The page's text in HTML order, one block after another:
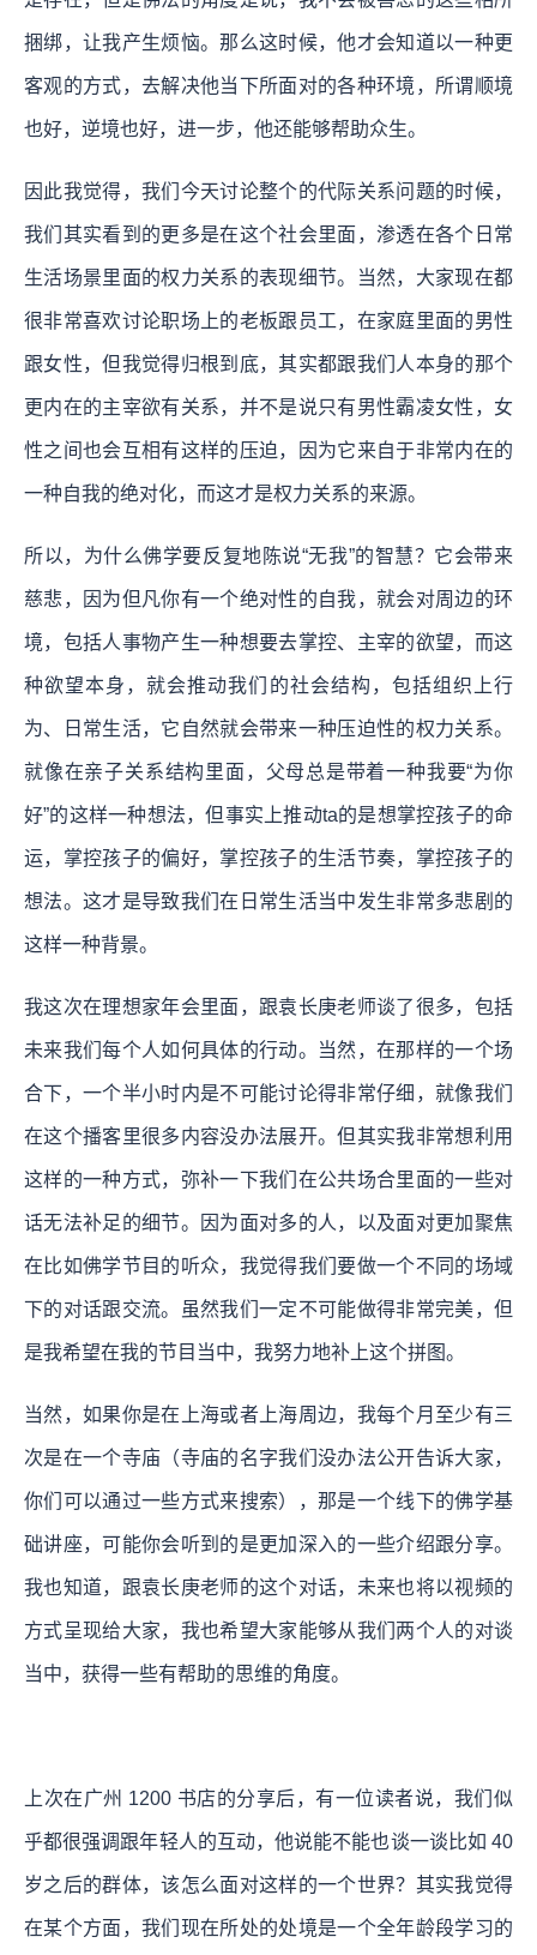
捆绑，让我产生烦恼。那么这时候，他才会知道以一种更
客观的方式，去解决他当下所面对的各种环境，所谓顺境
也好，逆境也好，进一步，他还能够帮助众生。
因此我觉得，我们今天讨论整个的代际关系问题的时候，
我们其实看到的更多是在这个社会里面，渗透在各个日常
生活场景里面的权力关系的表现细节。当然，大家现在都
很非常喜欢讨论职场上的老板跟员工，在家庭里面的男性
跟女性，但我觉得归根到底，其实都跟我们人本身的那个
更内在的主宰欲有关系，并不是说只有男性霸凌女性，女
性之间也会互相有这样的压迫，因为它来自于非常内在的
一种自我的绝对化，而这才是权力关系的来源。
所以，为什么佛学要反复地陈说“无我”的智慧？它会带来
慈悲，因为但凡你有一个绝对性的自我，就会对周边的环
境，包括人事物产生一种想要去掌控、主宰的欲望，而这
种欲望本身，就会推动我们的社会结构，包括组织上行
为、日常生活，它自然就会带来一种压迫性的权力关系。
就像在亲子关系结构里面，父母总是带着一种我要“为你
好”的这样一种想法，但事实上推动ta的是想掌控孩子的命
运，掌控孩子的偏好，掌控孩子的生活节奏，掌控孩子的
想法。这才是导致我们在日常生活当中发生非常多悲剧的
这样一种背景。
我这次在理想家年会里面，跟袁长庚老师谈了很多，包括
未来我们每个人如何具体的行动。当然，在那样的一个场
合下，一个半小时内是不可能讨论得非常仔细，就像我们
在这个播客里很多内容没办法展开。但其实我非常想利用
这样的一种方式，弥补一下我们在公共场合里面的一些对
话无法补足的细节。因为面对多的人，以及面对更加聚焦
在比如佛学节目的听众，我觉得我们要做一个不同的场域
下的对话跟交流。虽然我们一定不可能做得非常完美，但
是我希望在我的节目当中，我努力地补上这个拼图。
当然，如果你是在上海或者上海周边，我每个月至少有三
次是在一个寺庙（寺庙的名字我们没办法公开告诉大家，
你们可以通过一些方式来搜索），那是一个线下的佛学基
础讲座，可能你会听到的是更加深入的一些介绍跟分享。
我也知道，跟袁长庚老师的这个对话，未来也将以视频的
方式呈现给大家，我也希望大家能够从我们两个人的对谈
当中，获得一些有帮助的思维的角度。
上次在广州 1200 书店的分享后，有一位读者说，我们似
乎都很强调跟年轻人的互动，他说能不能也谈一谈比如 40
岁之后的群体，该怎么面对这样的一个世界？其实我觉得
在某个方面，我们现在所处的处境是一个全年龄段学习的